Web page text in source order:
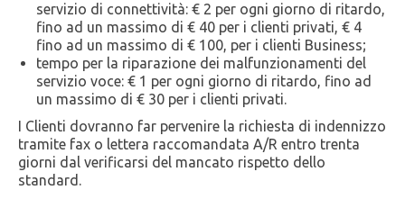
servizio di connettività: € 2 per ogni giorno di ritardo,
fino ad un massimo di € 40 per i clienti privati, € 4
fino ad un massimo di € 100, per i clienti Business;
tempo per la riparazione dei malfunzionamenti del
servizio voce: € 1 per ogni giorno di ritardo, fino ad
un massimo di € 30 per i clienti privati.
I Clienti dovranno far pervenire la richiesta di indennizzo
tramite fax o lettera raccomandata A/R entro trenta
giorni dal verificarsi del mancato rispetto dello
standard.